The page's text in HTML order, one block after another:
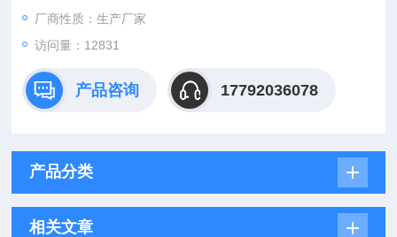
厂商性质：生产厂家
访问量：12831
产品咨询 17792036078
产品分类
相关文章